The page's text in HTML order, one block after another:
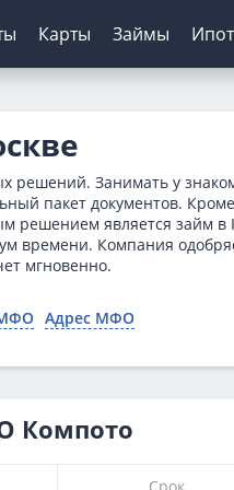
Банк
Карты Займы
зарплаты
Занимать у
пакет документов.
решением является займ
времени. Компания
мгновенно.
Адрес МФО
Компото